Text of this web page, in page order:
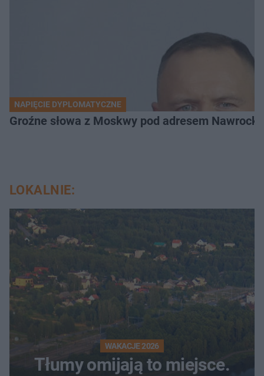
NAPIĘCIE DYPLOMATYCZNE
Groźne słowa z Moskwy pod adresem
LOKALNIE:
WAKACJE 2026
Tłumy omijają to miejsce.